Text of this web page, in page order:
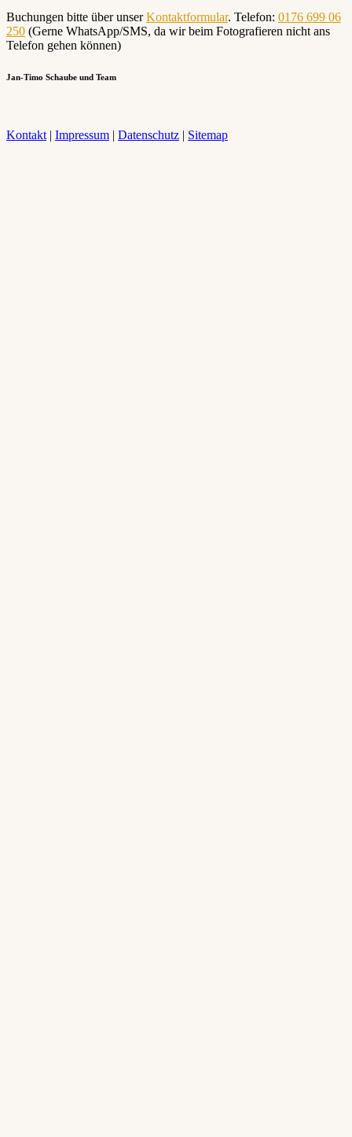
Buchungen bitte über unserKontaktformular. Telefon: 0176 699 06
250 (Gerne WhatsApp/SMS, da wir beim Fotografieren nicht ans
Telefon gehen können)
Jan-Timo Schaube und Team
Kontakt | Impressum | Datenschutz | Sitemap